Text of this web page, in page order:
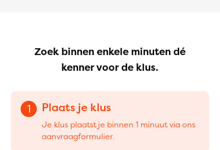
Zoek binnen enkele minuten dé
kenner voor de klus.
1 Plaats je klus
Je klus plaatst je binnen 1 minuut via ons
aanvraagformulier.